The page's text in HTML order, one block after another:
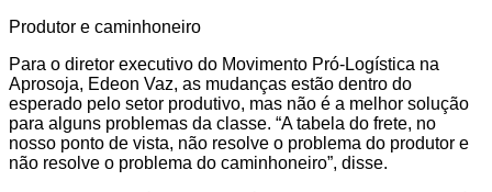
Produtor e caminhoneiro
Para o diretor executivo do Movimento Pró-Logística na
Aprosoja, Edeon Vaz, as mudanças estão dentro do
esperado pelo setor produtivo, mas não é a melhor solução
para alguns problemas da classe. “A tabela do frete, no
nosso ponto de vista, não resolve o problema do produtor e
não resolve o problema do caminhoneiro”, disse.